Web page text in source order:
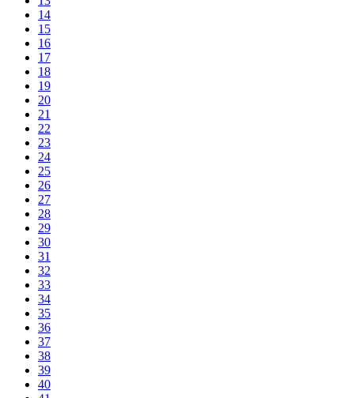
14
15
16
17
18
19
20
21
22
23
24
25
26
27
28
29
30
31
32
33
34
35
36
37
38
39
40